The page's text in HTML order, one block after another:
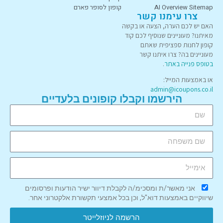
AI Overview Sitemap
קופון לסופר פארם
צרו עימנו קשר
האם יש לכם הערה, הצעה או בקשה
מאיתנו? מעוניינים שנוסיף לכם קוד
קופון לחנות ספציפית שאתם
מעוניינים בה? צרו איתנו קשר
בטופס פנייה באתר.
או באמצעות המייל:
admin@icoupons.co.il
הירשמו וקבלו קופונים בלעדיים
אני מאשר/ת ומסכימ/ה לקבלת דיוור ישיר הודעות ופרסומים
שיווקיים באמצעות דוא"ל, וכן בכל אמצעי תקשורת אלקטרוני אחר.
הרשמה לניוזלייטר